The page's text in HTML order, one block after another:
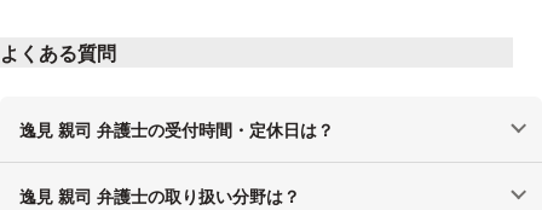
よくある質問
逸見 親司 弁護士の受付時間・定休日は？
逸見 親司 弁護士の取り扱い分野は？